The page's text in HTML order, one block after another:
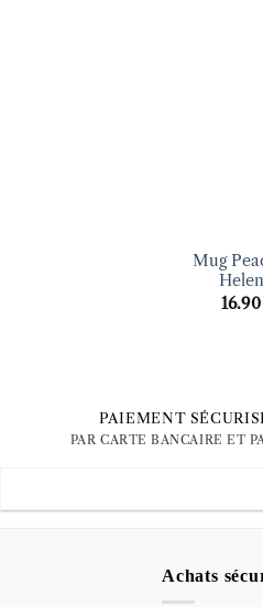
Mug
PAIEMENT
PAR CARTE BANCAIRE ET
Achats